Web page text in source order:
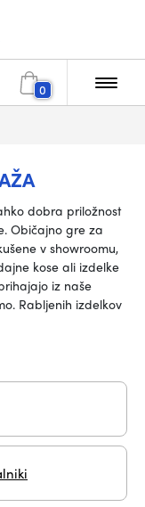
0
dobra priložnost
Običajno gre za
v showroomu,
kose ali izdelke
iz naše
Rabljenih izdelkov